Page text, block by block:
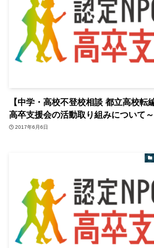
【中学・高校不登校相談 都立高校転
高卒支援会の活動取り組みについて～
2017年6月6日